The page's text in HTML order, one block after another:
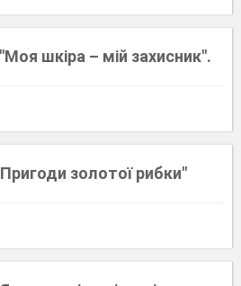
шкіра – мій захисник".
золотої рибки"